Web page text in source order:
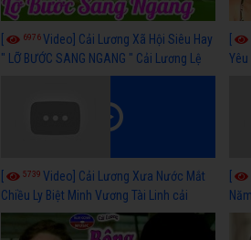
6976Video] Cải Lương Xã Hội Siêu Hay
" LỠ BƯỚC SANG NGANG " Cải Lương Lệ
Thuỷ, Thanh Tuấn, Hồng Nga
5739 Video] Cải Lương Xưa Nước Mắt
Chiều Ly Biệt Minh Vương Tài Linh cải
lương xã hội hay nhất
xã